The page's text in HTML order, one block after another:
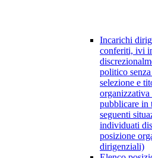
Incarichi
conferiti, ivi
politico
selezione e
pubblicare in
seguenti
individuati
posizione
dirigenziali)